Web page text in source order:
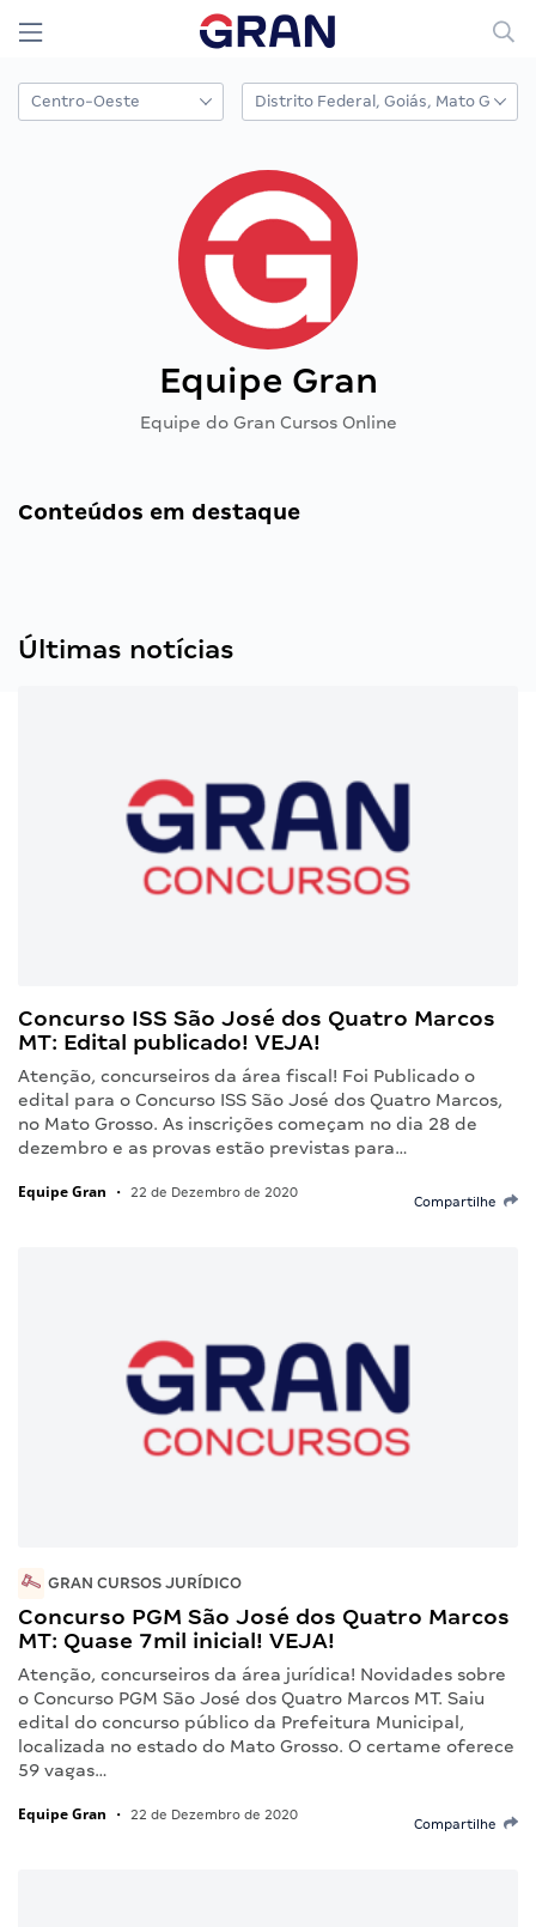
Equipe Gran
Equipe do Gran Cursos Online
Conteúdos em destaque
Últimas notícias
Concurso ISS São José dos Quatro Marcos
MT: Edital publicado! VEJA!
Atenção, concurseiros da área fiscal! Foi Publicado o
edital para o Concurso ISS São José dos Quatro Marcos,
no Mato Grosso. As inscrições começam no dia 28 de
dezembro e as provas estão previstas para…
Equipe Gran • 22 de Dezembro de 2020
Compartilhe
GRAN CURSOS JURÍDICO
Concurso PGM São José dos Quatro Marcos
MT: Quase 7mil inicial! VEJA!
Atenção, concurseiros da área jurídica! Novidades sobre
o Concurso PGM São José dos Quatro Marcos MT. Saiu
edital do concurso público da Prefeitura Municipal,
localizada no estado do Mato Grosso. O certame oferece
59 vagas…
Equipe Gran • 22 de Dezembro de 2020
Compartilhe